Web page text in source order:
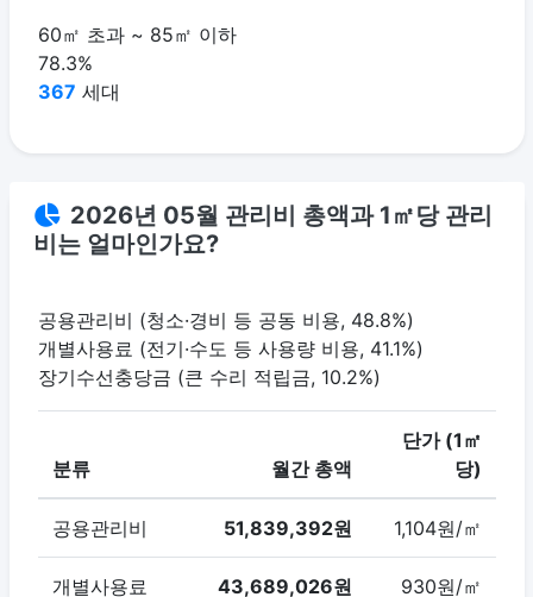
60㎡ 초과 ~ 85㎡ 이하
78.3%
367 세대
2026년 05월 관리비 총액과 1㎡당 관리
비는 얼마인가요?
공용관리비 (청소·경비 등 공동 비용, 48.8%)
개별사용료 (전기·수도 등 사용량 비용, 41.1%)
장기수선충당금 (큰 수리 적립금, 10.2%)
분류 월간 총액
단가 (1㎡
당)
공용관리비 51,839,392원 1,104원/㎡
개별사용료 43,689,026원 930원/㎡